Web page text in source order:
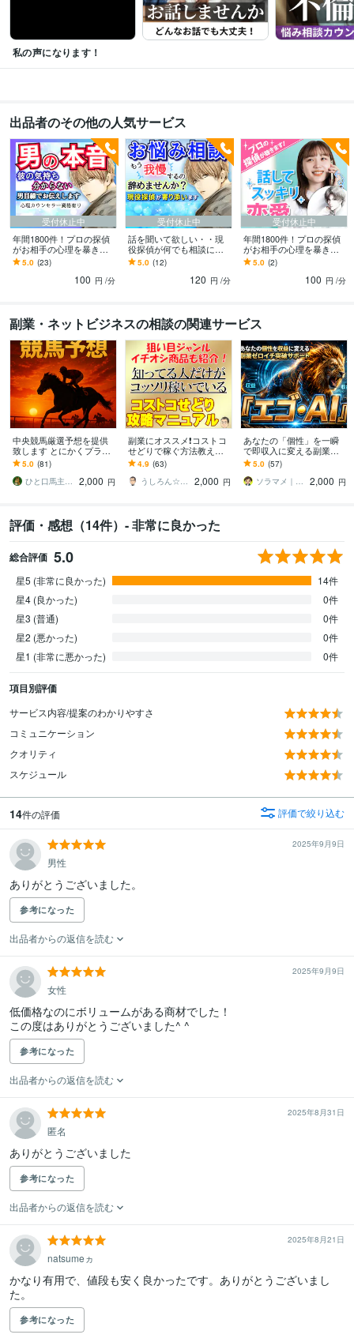
私の声になります！
出品者のその他の人気サービス
受付休止中
年間1800件！プロの探偵
がお相手の心理を暴きま
す 片想い・浮気・喧嘩・
音信不通…どんなケース
5.0 (23)
100 円 /分
受付休止中
話を聞いて欲しい・・現
役探偵が何でも相談に乗
ります 相談実績1800件越
えの現役探偵が、あなた
の話に寄り添います
5.0 (12)
120 円 /分
受付休止中
年間1800件！プロの探偵
がお相手の心理を暴きま
す 片想い・浮気・喧嘩・
音信不通…どんなケース
5.0 (2)
100 円 /分
副業・ネットビジネスの相談の関連サービス
中央競馬厳選予想を提供
致します とにかくプラス
収支を目指している方へ
5.0 (81)
ひと口馬主の隠れ家
2,000 円
副業にオススメ❗コストコ
せどりで稼ぐ方法教えま
す ✅狙い目のジャンル✅
イチオシの商品を画像付
きで公開❗
4.9 (63)
うしろん☆ネット副業＆トレードツール制作
2,000 円
あなたの「個性」を一瞬
で即収入に変える副業教
えます 在宅｜スマホ｜自
動化｜おすすめ｜主婦｜
アドバイス｜PC苦手
5.0 (57)
ソラマメ｜お昼休みにAI副業で稼ぐ管理職
2,000 円
評価・感想（14件）- 非常に良かった
総合評価 5.0
星5 (非常に良かった)
14件
星4 (良かった)
0件
星3 (普通)
0件
星2 (悪かった)
0件
星1 (非常に悪かった)
0件
項目別評価
サービス内容/提案のわかりやすさ
コミュニケーション
クオリティ
スケジュール
14件の評価 評価で絞り込む
2025年9月9日
男性
ありがとうございました。
参考になった
出品者からの返信を読む
2025年9月9日
女性
低価格なのにボリュームがある商材でした！
この度はありがとうございました^ ^
参考になった
出品者からの返信を読む
2025年8月31日
匿名
ありがとうございました
参考になった
出品者からの返信を読む
2025年8月21日
natsumeヵ
かなり有用で、値段も安く良かったです。ありがとうございまし
た。
参考になった